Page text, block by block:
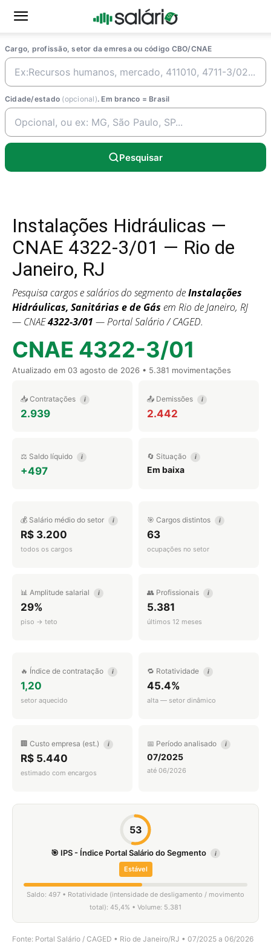
Cargo, profissão, setor da emresa ou código CBO/CNAE
Cidade/estado (opcional). Em branco = Brasil
Pesquisar
Instalações Hidráulicas —
CNAE 4322-3/01 — Rio de
Janeiro, RJ
Pesquisa cargos e salários do segmento deInstalações
Hidráulicas, Sanitárias e de Gás em Rio de Janeiro, RJ
— CNAE4322-3/01 — Portal Salário / CAGED.
CNAE 4322-3/01
Atualizado em 03 agosto de 2026 • 5.381 movimentações
📥 Contratações i
2.939
📤 Demissões i
2.442
⚖️ Saldo líquido i
+497
🔄 Situação i
Em baixa
💰 Salário médio do setor i
R$ 3.200
todos os cargos
🎯 Cargos distintos i
63
ocupações no setor
📊 Amplitude salarial i
29%
piso → teto
👥 Profissionais i
5.381
últimos 12 meses
🔥 Índice de contratação i
1,20
setor aquecido
🔁 Rotatividade i
45.4%
alta — setor dinâmico
🏢 Custo empresa (est.) i
R$ 5.440
estimado com encargos
📅 Período analisado i
07/2025
até 06/2026
53
🎯 IPS - Índice Portal Salário do Segmento i
Estável
Saldo: 497 • Rotatividade (intensidade de desligamento / movimento
total): 45,4% • Volume: 5.381
Fonte: Portal Salário / CAGED • Rio de Janeiro/RJ • 07/2025 a 06/2026